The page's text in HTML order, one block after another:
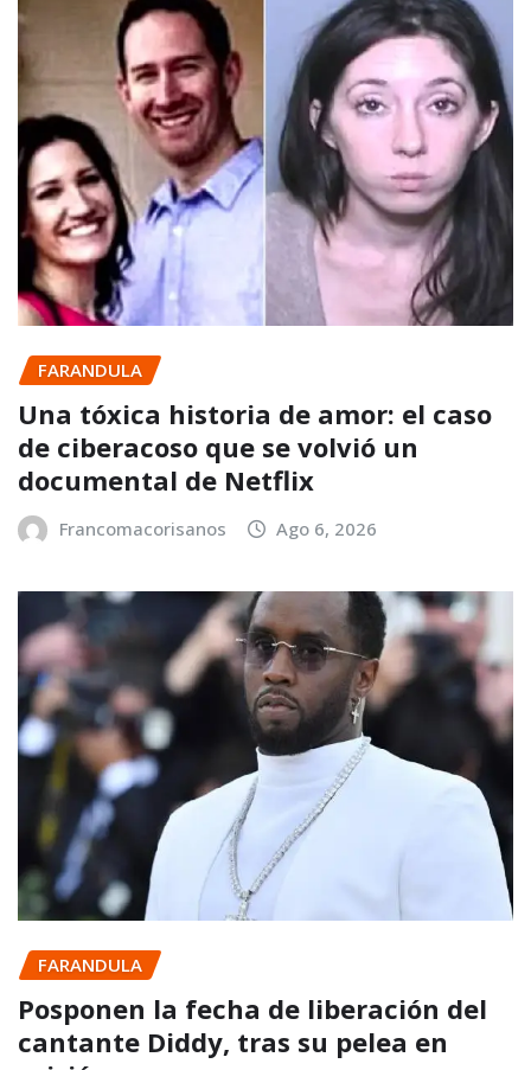
FARANDULA
Una tóxica historia de amor: el caso
de ciberacoso que se volvió un
documental de Netflix
Francomacorisanos Ago 6, 2026
FARANDULA
Posponen la fecha de liberación del
cantante Diddy, tras su pelea en